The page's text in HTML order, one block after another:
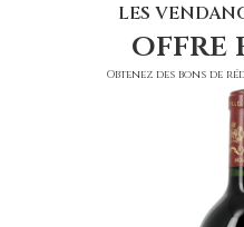
LES
offre
Obtenez des bons de